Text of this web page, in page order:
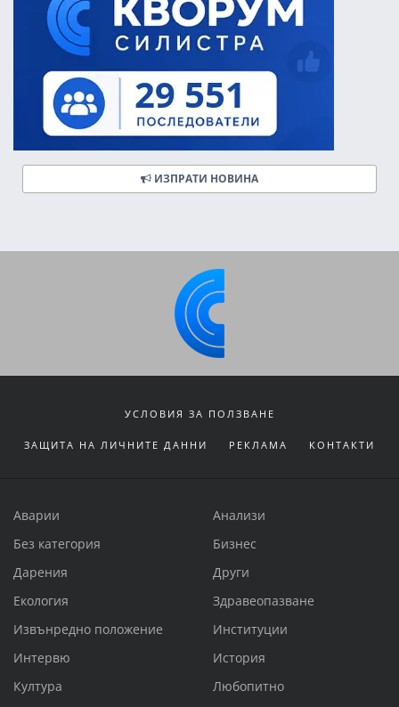
ИЗПРАТИ НОВИНА
УСЛОВИЯ ЗА ПОЛЗВАНЕ
ЗАЩИТА НА ЛИЧНИТЕ ДАННИ РЕКЛАМА КОНТАКТИ
Аварии
Анализи
Без категория
Бизнес
Дарения
Други
Екология
Здравеопазване
Извънредно положение
Институции
Интервю
История
Култура
Любопитно